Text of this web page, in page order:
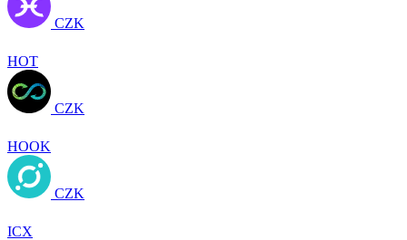
CZK
HOT
CZK
HOOK
CZK
ICX